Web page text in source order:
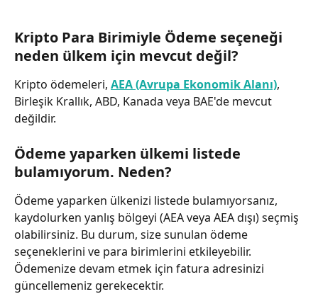
Kripto Para Birimiyle Ödeme seçeneği
neden ülkem için mevcut değil?
Kripto ödemeleri, AEA (Avrupa Ekonomik Alanı),
Birleşik Krallık, ABD, Kanada veya BAE'de mevcut
değildir.
Ödeme yaparken ülkemi listede
bulamıyorum. Neden?
Ödeme yaparken ülkenizi listede bulamıyorsanız,
kaydolurken yanlış bölgeyi (AEA veya AEA dışı) seçmiş
olabilirsiniz. Bu durum, size sunulan ödeme
seçeneklerini ve para birimlerini etkileyebilir.
Ödemenize devam etmek için fatura adresinizi
güncellemeniz gerekecektir.